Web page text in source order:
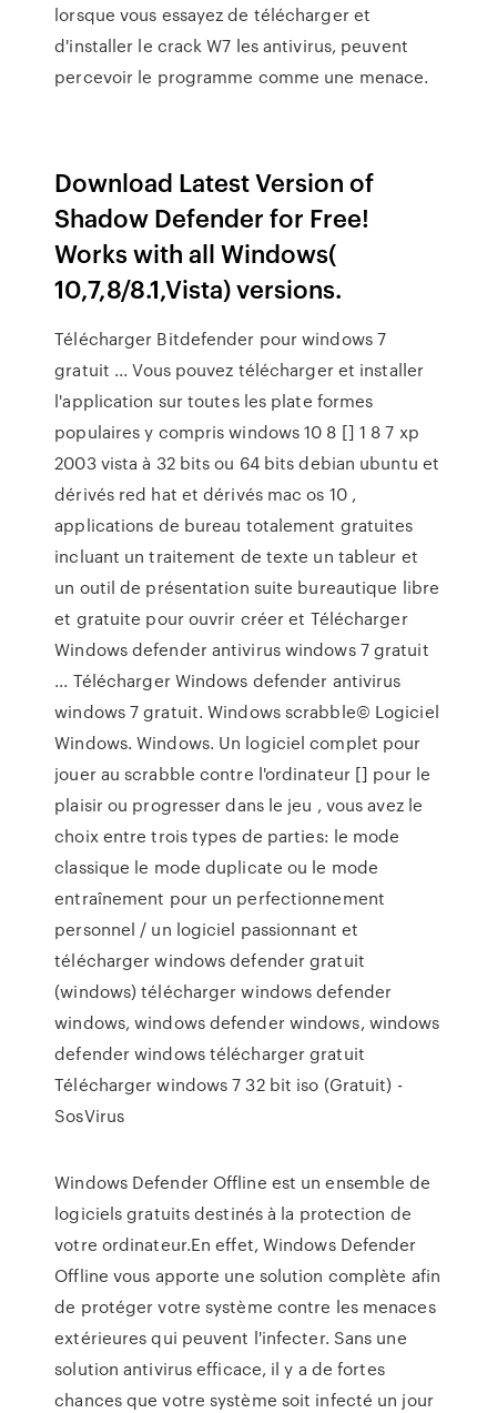
lorsque vous essayez de télécharger et
d'installer le crack W7 les antivirus, peuvent
percevoir le programme comme une menace.
Download Latest Version of
Shadow Defender for Free!
Works with all Windows(
10,7,8/8.1,Vista) versions.
Télécharger Bitdefender pour windows 7
gratuit ... Vous pouvez télécharger et installer
l'application sur toutes les plate formes
populaires y compris windows 10 8 [] 1 8 7 xp
2003 vista à 32 bits ou 64 bits debian ubuntu et
dérivés red hat et dérivés mac os 10 ,
applications de bureau totalement gratuites
incluant un traitement de texte un tableur et
un outil de présentation suite bureautique libre
et gratuite pour ouvrir créer et Télécharger
Windows defender antivirus windows 7 gratuit
... Télécharger Windows defender antivirus
windows 7 gratuit. Windows scrabble© Logiciel
Windows. Windows. Un logiciel complet pour
jouer au scrabble contre l'ordinateur [] pour le
plaisir ou progresser dans le jeu , vous avez le
choix entre trois types de parties: le mode
classique le mode duplicate ou le mode
entraînement pour un perfectionnement
personnel / un logiciel passionnant et
télécharger windows defender gratuit
(windows) télécharger windows defender
windows, windows defender windows, windows
defender windows télécharger gratuit
Télécharger windows 7 32 bit iso (Gratuit) -
SosVirus
Windows Defender Offline est un ensemble de
logiciels gratuits destinés à la protection de
votre ordinateur.En effet, Windows Defender
Offline vous apporte une solution complète afin
de protéger votre système contre les menaces
extérieures qui peuvent l'infecter. Sans une
solution antivirus efficace, il y a de fortes
chances que votre système soit infecté un jour